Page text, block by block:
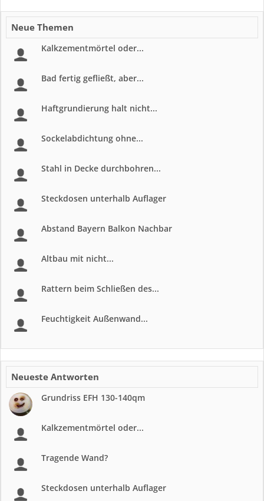
Neue Themen
Kalkzementmörtel oder...
Bad fertig gefließt, aber...
Haftgrundierung halt nicht...
Sockelabdichtung ohne...
Stahl in Decke durchbohren...
Steckdosen unterhalb Auflager
Abstand Bayern Balkon Nachbar
Altbau mit nicht...
Rattern beim Schließen des...
Feuchtigkeit Außenwand...
Neueste Antworten
Grundriss EFH 130-140qm
Kalkzementmörtel oder...
Tragende Wand?
Steckdosen unterhalb Auflager